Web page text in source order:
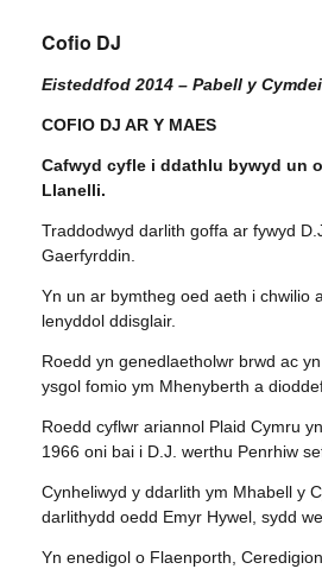
Cofio DJ
Eisteddfod 2014 – Pabell y
COFIO DJ AR Y MAES
Cafwyd cyfle i ddathlu bywyd un
Llanelli.
Traddodwyd darlith goffa ar fywyd
Gaerfyrddin.
Yn un ar bymtheg oed aeth i chwilio
lenyddol ddisglair.
Roedd yn genedlaetholwr brwd ac
ysgol fomio ym Mhenyberth a
Roedd cyflwr ariannol Plaid Cymru
1966 oni bai i D.J. werthu Penrhiw
Cynheliwyd y ddarlith ym Mhabell y
darlithydd oedd Emyr Hywel, sydd
Yn enedigol o Flaenporth,